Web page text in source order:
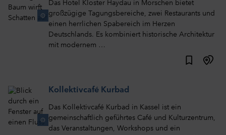
Das Hotel Kloster Haydau in Morschen bietet
großzügige Tagungsbereiche, zwei Restaurants und
einen herrlichen Spabereich im Herzen
Deutschlands. Es kombiniert historische Architektur
mit modernem …
Kollektivcafé Kurbad
Das Kollektivcafé Kurbad in Kassel ist ein
gemeinschaftlich geführtes Café und Kulturzentrum,
das Veranstaltungen, Workshops und ein